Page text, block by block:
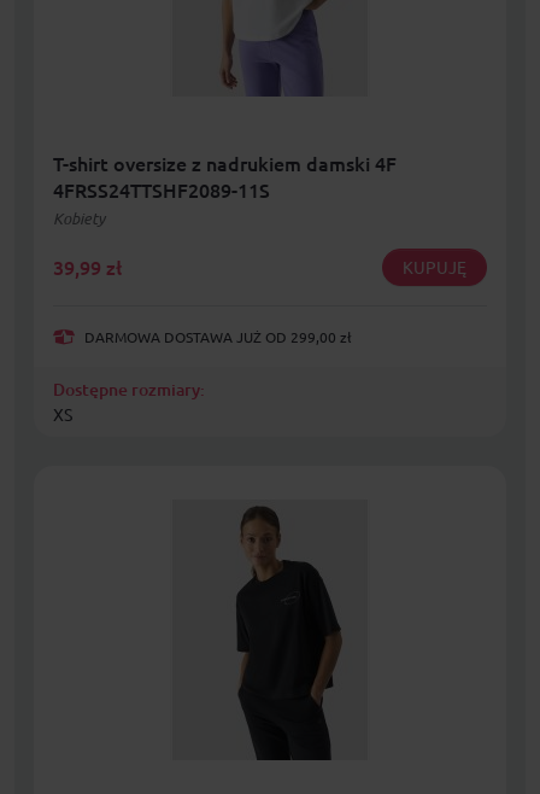
T-shirt oversize z nadrukiem damski 4F
4FRSS24TTSHF2089-11S
Kobiety
39,99 zł KUPUJĘ
DARMOWA DOSTAWA JUŻ OD 299,00 zł
Dostępne rozmiary:
XS